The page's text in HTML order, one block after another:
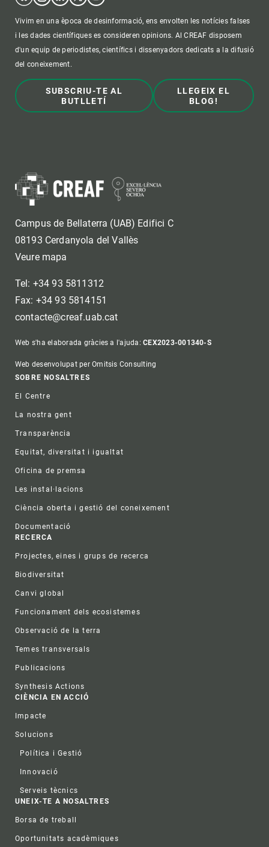
Vivim en una època de desinformació, ens envolten les notícies falses
i les dades científiques es consideren opinions. Al CREAF disposem
d'un equip de periodistes, científics i dissenyadors dedicats a la difusió
del coneixement.
SUBSCRIU-TE AL
BUTLLETÍ
LLEGEIX EL
BLOG!
Campus de Bellaterra (UAB) Edifici C
08193 Cerdanyola del Vallès
Veure mapa
Tel: +34 93 5811312
Fax: +34 93 5814151
contacte@creaf.uab.cat
Web s'ha elaborada gràcies a l'ajuda:CEX2023-001340-S
Web desenvolupat per Omitsis Consulting
Footer
SOBRE NOSALTRES
El Centre
La nostra gent
Transparència
Equitat, diversitat i igualtat
Oficina de premsa
Les instal·lacions
Ciència oberta i gestió del coneixement
Documentació
RECERCA
Projectes, eines i grups de recerca
Biodiversitat
Canvi global
Funcionament dels ecosistemes
Observació de la terra
Temes transversals
Publicacions
Synthesis Actions
CIÈNCIA EN ACCIÓ
Impacte
Solucions
Política i Gestió
Innovació
Serveis tècnics
UNEIX-TE A NOSALTRES
Borsa de treball
Oportunitats acadèmiques